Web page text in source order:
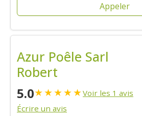
Appeler
Azur Poêle Sarl
Robert
5.0★★★★★Voir les 1 avis
Écrire un avis